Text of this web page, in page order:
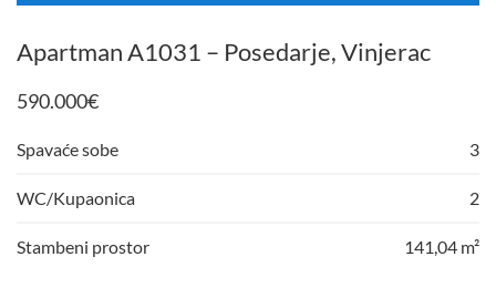
Apartman A1031 – Posedarje, Vinjerac
590.000€
Spavaće sobe 3
WC/Kupaonica 2
Stambeni prostor 141,04 m²